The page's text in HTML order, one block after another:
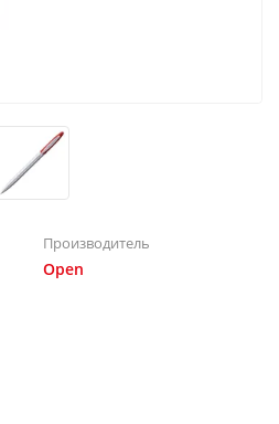
Производитель
Open